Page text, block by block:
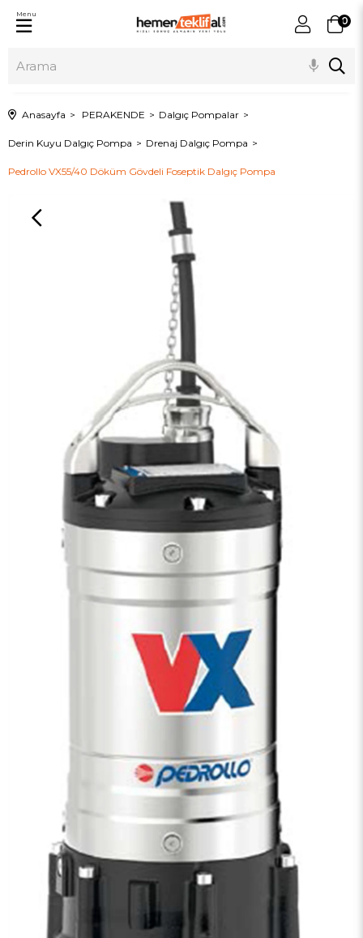
0
Menu
Anasayfa PERAKENDE Dalgıç Pompalar
Derin Kuyu Dalgıç Pompa Drenaj Dalgıç Pompa
Pedrollo VX55/40 Döküm Gövdeli Foseptik Dalgıç Pompa